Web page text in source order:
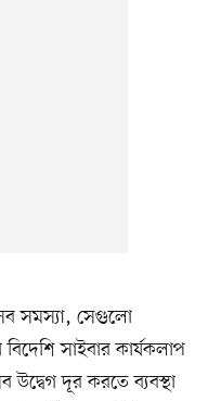
সমস্যা, সেগুলো
সাইবার কার্যকলাপ
দূর করতে ব্যবস্থা